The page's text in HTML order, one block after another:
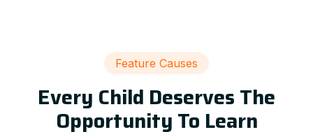
Feature Causes
Every Child Deserves The
Opportunity To Learn